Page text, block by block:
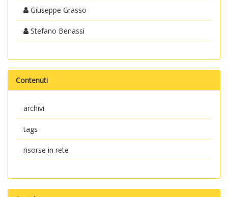
Giuseppe Grasso
Stefano Benassi
Contenuti
archivi
tags
risorse in rete